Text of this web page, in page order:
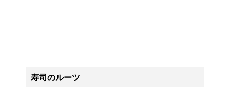
寿司のルーツ